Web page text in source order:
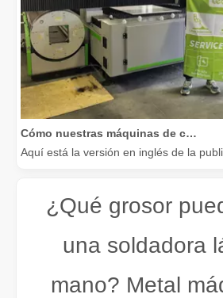
Cómo nuestras máquinas de corte por láser están fortaleciendo la fabricación mexicana
Aquí está la versión en inglés de la
¿Qué grosor
una soldadora
mano? Metal